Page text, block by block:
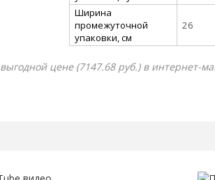
Ширина
промежуточной
упаковки, см
26
цене (7147.68 руб.) в интернет-